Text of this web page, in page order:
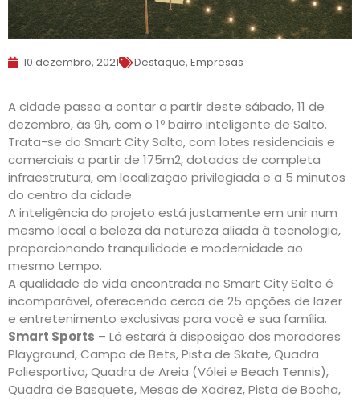
10 dezembro, 2021 Destaque, Empresas
A cidade passa a contar a partir deste sábado, 11 de
dezembro, às 9h, com o 1º bairro inteligente de Salto.
Trata-se do Smart City Salto, com lotes residenciais e
comerciais a partir de 175m2, dotados de completa
infraestrutura, em localização privilegiada e a 5 minutos
do centro da cidade.
A inteligência do projeto está justamente em unir num
mesmo local a beleza da natureza aliada à tecnologia,
proporcionando tranquilidade e modernidade ao
mesmo tempo.
A qualidade de vida encontrada no Smart City Salto é
incomparável, oferecendo cerca de 25 opções de lazer
e entretenimento exclusivas para você e sua família.
Smart Sports – Lá estará à disposição dos moradores
Playground, Campo de Bets, Pista de Skate, Quadra
Poliesportiva, Quadra de Areia (Vôlei e Beach Tennis),
Quadra de Basquete, Mesas de Xadrez, Pista de Bocha,